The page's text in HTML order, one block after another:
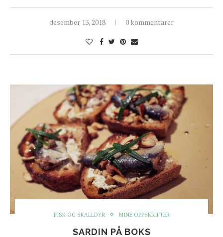
desember 13, 2018 0 kommentarer
FISK OG SKALLDYR MINE OPPSKRIFTER
SARDIN PÅ BOKS